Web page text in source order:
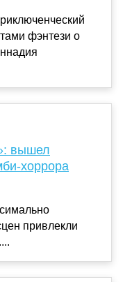
фэнтези о
вышел
хоррора
привлекли